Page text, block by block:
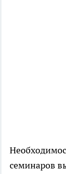
семинаров